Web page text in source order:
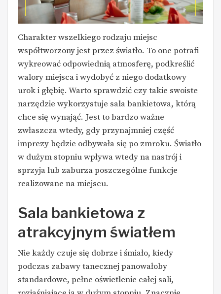
Charakter wszelkiego rodzaju miejsc
współtworzony jest przez światło. To one potrafi
wykreować odpowiednią atmosferę, podkreślić
walory miejsca i wydobyć z niego dodatkowy
urok i głębię. Warto sprawdzić czy takie swoiste
narzędzie wykorzystuje sala bankietowa, którą
chce się wynająć. Jest to bardzo ważne
zwłaszcza wtedy, gdy przynajmniej część
imprezy będzie odbywała się po zmroku. Światło
w dużym stopniu wpływa wtedy na nastrój i
sprzyja lub zaburza poszczególne funkcje
realizowane na miejscu.
Sala bankietowa z
atrakcyjnym światłem
Nie każdy czuje się dobrze i śmiało, kiedy
podczas zabawy tanecznej panowałoby
standardowe, pełne oświetlenie całej sali,